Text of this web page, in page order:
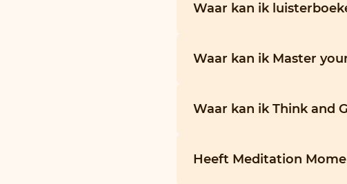
Waar kan ik
Waar kan ik Master
Waar kan ik Think and
Heeft Meditation